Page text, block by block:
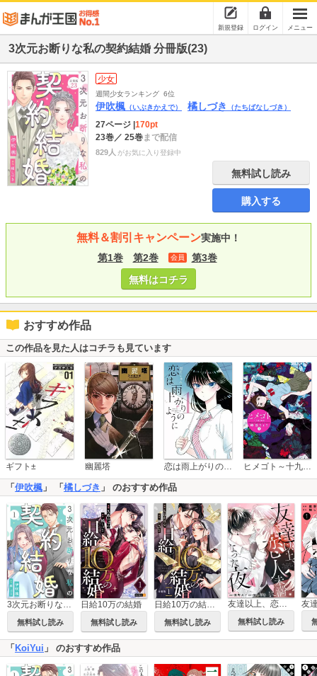
新規登録 ログイン メニュー
3次元お断りな私の契約結婚 分冊版(23)
少女
週間少女ランキング 6位
伊吹楓 （いぶきかえで） 橘しづき （たちばなしづき）
27ページ 170pt
23巻／ 25巻まで配信
829人 がお気に入り登録中
無料試し読み
購入する
無料＆割引キャンペーン実施中！
第1巻
第2巻 会員
第3巻
無料はコチラ
おすすめ作品
この作品を見た人はコチラも見ています
ギフト± 幽麗塔 恋は雨上がりのように ヒメゴト～十九歳の制服～
「 伊吹楓 」 「 橘しづき 」 のおすすめ作品
3次元お断りな私の契約結婚
無料試し読み
日給10万の結婚
無料試し読み
日給10万の結婚 【分冊版】
無料試し読み
友達以上、恋人未満になった夜
無料試し読み
「 KoiYui 」 のおすすめ作品